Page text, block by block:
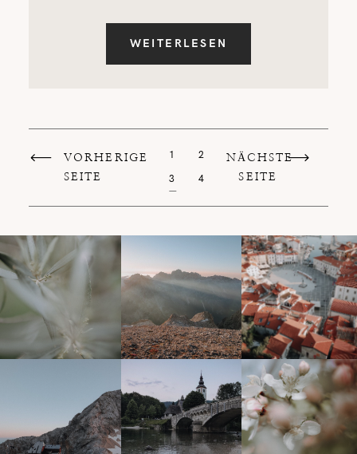
WEITERLESEN
VORHERIGE
SEITE
1
2
3
4
NÄCHSTE
SEITE